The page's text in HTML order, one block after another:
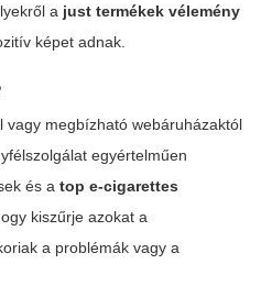
a just termékek vélemény
képet adnak.
vagy megbízható webáruházaktól
egyértelműen
és a top e-cigarettes
kiszűrje azokat a
a problémák vagy a